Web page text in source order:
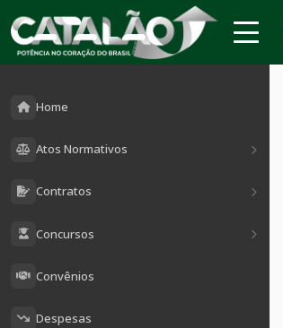
Home
Atos Normativos
Contratos
Concursos
Convênios
Despesas